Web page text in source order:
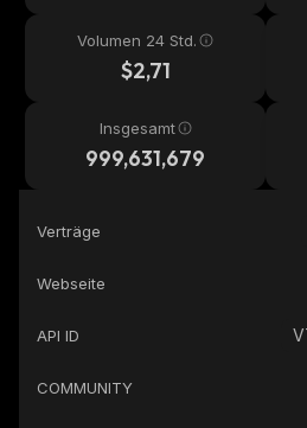
Volumen 24 Std.
$2,71
Insgesamt
999,631,679
Verträge
Webseite
API ID
COMMUNITY